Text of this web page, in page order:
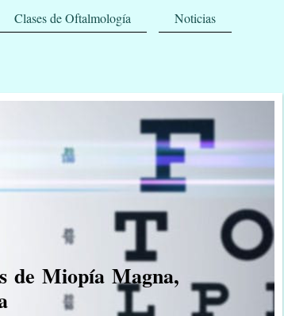
Clases de Oftalmología Noticias
de Miopía Magna,